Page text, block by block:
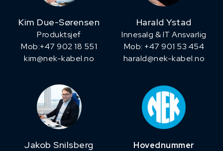
Kim Due-Sørensen
Produktsjef
​Mob:+47 902 18 551
kim@nek-kabel.no
Harald Ystad
Innesalg & IT Ansvarlig
Mob: +47 901 53 454
harald@nek-kabel.no
Jakob Snilsberg
Hovednummer